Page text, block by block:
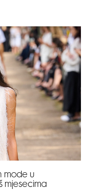
mode u
mjesecima